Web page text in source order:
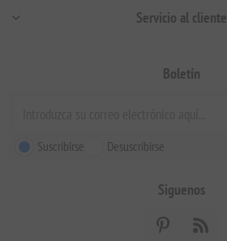
Servicio al cliente
Boletín
Suscribirse Desuscribirse
Siguenos